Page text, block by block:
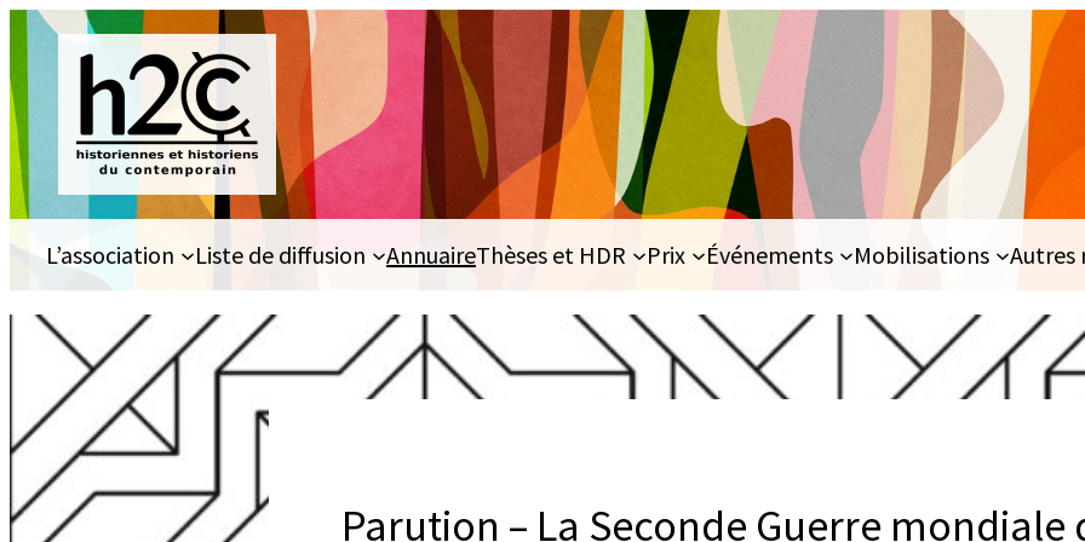
Aller
au
contenu
L’association Liste de diffusion AnnuaireThèses et HDR Prix Événements Mobilisations Autres
Parution – La Seconde Guerre mondiale